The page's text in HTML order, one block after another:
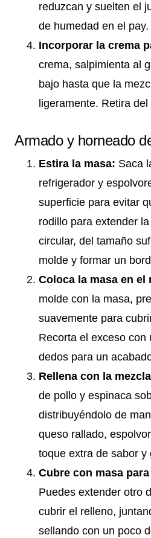
reduzcan y suelten el
de humedad en el pay.
Incorporar la crema
crema, salpimienta al
bajo hasta que la
ligeramente. Retira
Armado y horneado
Estira la masa: Saca
refrigerador y
superficie para evitar
rodillo para extender
circular, del tamaño
molde y formar un
Coloca la masa en el
molde con la masa,
suavemente para
Recorta el exceso con
dedos para un
Rellena con la
de pollo y espinaca
distribuyéndolo de
queso rallado,
toque extra de sabor y
Cubre con masa
Puedes extender otro
cubrir el relleno,
sellando con un poco